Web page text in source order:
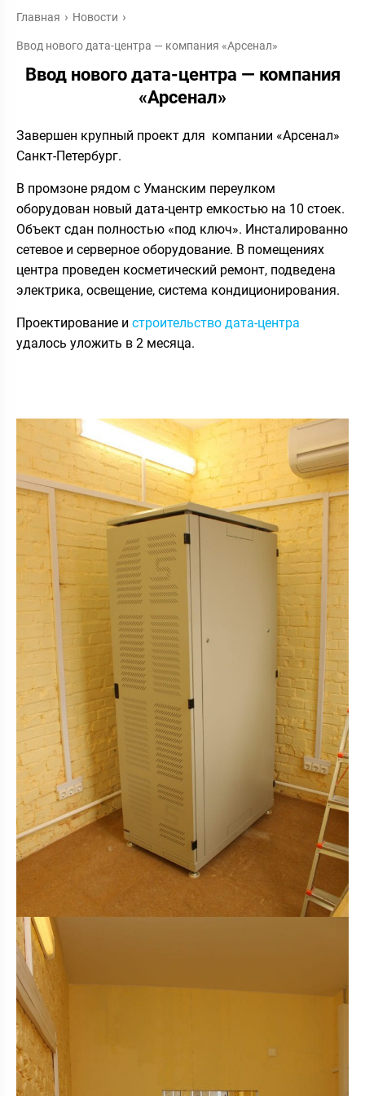
Главная Новости
Ввод нового дата-центра — компания «Арсенал»
Ввод нового дата-центра — компания
«Арсенал»
Завершен крупный проект для компании «Арсенал»
Санкт-Петербург.
В промзоне рядом с Уманским переулком
оборудован новый дата-центр емкостью на 10 стоек.
Объект сдан полностью «под ключ». Инсталированно
сетевое и серверное оборудование. В помещениях
центра проведен косметический ремонт, подведена
электрика, освещение, система кондиционирования.
Проектирование и строительство дата-центра
удалось уложить в 2 месяца.